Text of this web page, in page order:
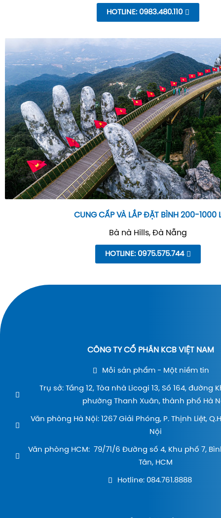
HOTLINE: 0983.480.110
CUNG CẤP VÀ LẮP ĐẶT BÌNH 200-1000
Bà nà Hills, Đà Nẵng
HOTLINE: 0975.575.744
CÔNG TY CỔ PHẦN KCB VIỆT NAM
Mỗi sản phẩm - Một niềm tin
Trụ sở: Tầng 12, Tòa nhà Licogi 13, Số 164, đường
phường Thanh Xuân, thành phố Hà
Văn phòng Hà Nội: 1267 Giải Phóng, P. Thịnh Liệt,
Nội
Văn phòng HCM: 79/71/6 Đường số 4, Khu phố 7,
Tân, HCM
Hotline: 084.761.8888